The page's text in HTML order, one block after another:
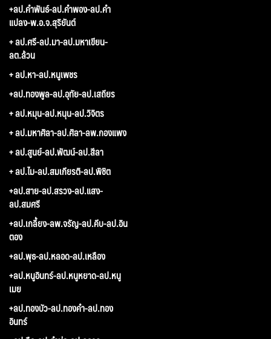
+ลป.คำพันธ์-ลป.คำพอง-ลป.คำ
แปลง-พ.อ.จ.สุริยันต์
+ ลป.ศรี-ลป.มา-ลป.มหาเขียน-
ลต.ล้วน
+ ลป.หา-ลป.หนูเพชร
+ลป.ทองพูล-ลป.อุทัย-ลป.เสถียร
+ ลป.หมุน-ลป.หนุน-ลป.วิจิตร
+ ลป.มหาศิลา-ลป.ศิลา-ลพ.กองแพง
+ ลป.สูนย์-ลป.พัฒน์-ลป.สีลา
+ ลป.ไม-ลป.สมเกียรติ-ลป.พิชิต
+ลป.สาย-ลป.สรวง-ลป.แสง-
ลป.สมศรี
+ลป.เกลี้ยง-ลพ.จรัญ-ลป.คีบ-ลป.อิน
ตอง
+ลป.พุธ-ลป.หลอด-ลป.เหลือง
+ลป.หนูอินทร์-ลป.หนูหยาด-ลป.หนู
เมย
+ลป.ทองบัว-ลป.ทองคำ-ลป.ทอง
อินทร์